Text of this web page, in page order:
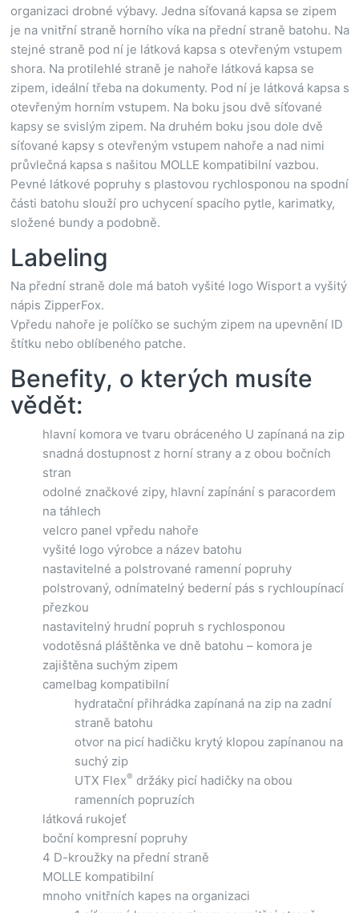
organizaci drobné výbavy. Jedna síťovaná kapsa se zipem
je na vnitřní straně horního víka na přední straně batohu. Na
stejné straně pod ní je látková kapsa s otevřeným vstupem
shora. Na protilehlé straně je nahoře látková kapsa se
zipem, ideální třeba na dokumenty. Pod ní je látková kapsa s
otevřeným horním vstupem. Na boku jsou dvě síťované
kapsy se svislým zipem. Na druhém boku jsou dole dvě
síťované kapsy s otevřeným vstupem nahoře a nad nimi
průvlečná kapsa s našitou MOLLE kompatibilní vazbou.
Pevné látkové popruhy s plastovou rychlosponou na spodní
části batohu slouží pro uchycení spacího pytle, karimatky,
složené bundy a podobně.
Labeling
Na přední straně dole má batoh vyšité logo Wisport a vyšitý
nápis ZipperFox.
Vpředu nahoře je políčko se suchým zipem na upevnění ID
štítku nebo oblíbeného patche.
Benefity, o kterých musíte
vědět:
hlavní komora ve tvaru obráceného U zapínaná na zip
snadná dostupnost z horní strany a z obou bočních
stran
odolné značkové zipy, hlavní zapínání s paracordem
na táhlech
velcro panel vpředu nahoře
vyšité logo výrobce a název batohu
nastavitelné a polstrované ramenní popruhy
polstrovaný, odnímatelný bederní pás s rychloupínací
přezkou
nastavitelný hrudní popruh s rychlosponou
vodotěsná pláštěnka ve dně batohu – komora je
zajištěna suchým zipem
camelbag kompatibilní
hydratační přihrádka zapínaná na zip na zadní
straně batohu
otvor na picí hadičku krytý klopou zapínanou na
suchý zip
UTX Flex® držáky picí hadičky na obou
ramenních popruzích
látková rukojeť
boční kompresní popruhy
4 D-kroužky na přední straně
MOLLE kompatibilní
mnoho vnitřních kapes na organizaci